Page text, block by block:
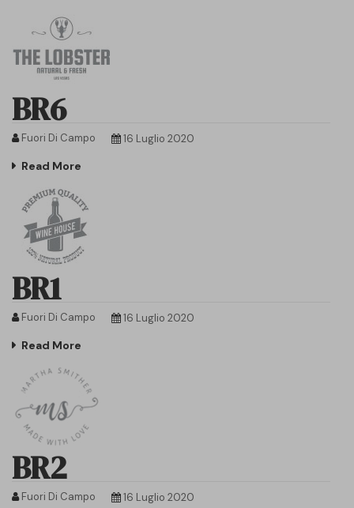
BR6
Fuori Di Campo 16 Luglio 2020
Read More
BR1
Fuori Di Campo 16 Luglio 2020
Read More
BR2
Fuori Di Campo 16 Luglio 2020